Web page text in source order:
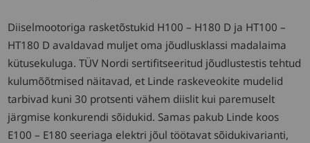
Diiselmootoriga rasketõstukid H100 – H180 D ja HT100 –
HT180 D avaldavad muljet oma jõudlusklassi madalaima
kütusekuluga. TÜV Nordi sertifitseeritud jõudlustestis tehtud
kulumõõtmised näitavad, et Linde raskeveokite mudelid
tarbivad kuni 30 protsenti vähem diislit kui paremuselt
järgmise konkurendi sõidukid. Samas pakub Linde koos
E100 – E180 seeriaga elektri jõul töötavat sõidukivarianti,